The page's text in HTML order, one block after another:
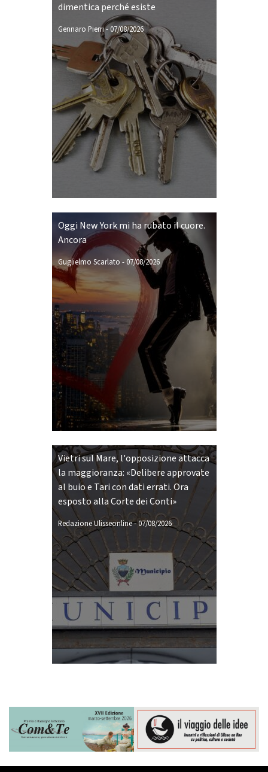
dimentica perché esiste
Gennaro Pierri- 07/08/2026
Oggi New York mi ha rubato il cuore.
Ancora
Guglielmo Scarlato -07/08/2026
Vietri sul Mare, l'opposizione attacca
la maggioranza: «Delibere approvate
al buio e Tari con dati errati. Ora
esposto alla Corte dei Conti»
Redazione Ulisseonline-07/08/2026